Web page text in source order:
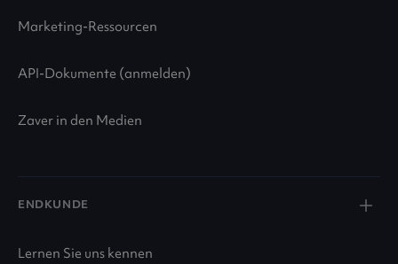
Marketing-Ressourcen
API-Dokumente (anmelden)
Zaver in den Medien
ENDKUNDE
Lernen Sie uns kennen